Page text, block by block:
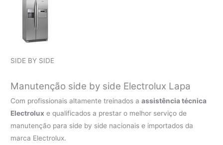
SIDE BY SIDE
Manutenção side by side Electrolux Lapa
Com profissionais altamente treinados aassistência técnica
Electrolux e qualificados a prestar o melhor serviço de
manutenção para side by side nacionais e importados da
marca Electrolux.